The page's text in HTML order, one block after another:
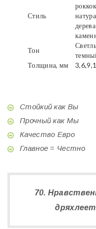
Стиль
Тон
Толщина, мм
Стойкий как Вы
Прочный как Мы
Качество Евро
Главное = Честно
70.